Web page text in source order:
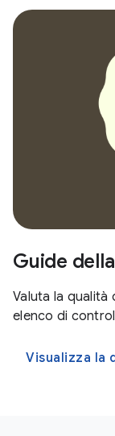
Guide
Valuta la qualità
elenco di
Visualizza la